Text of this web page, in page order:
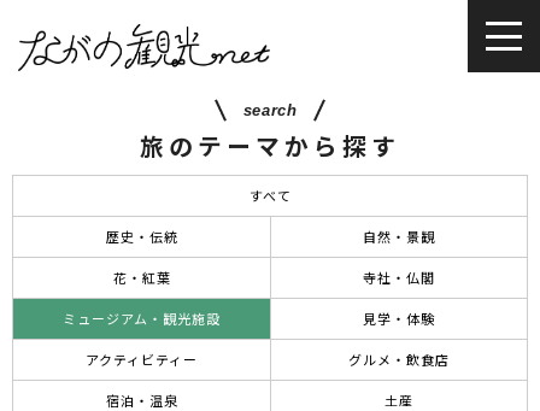
search
旅のテーマから探す
すべて
歴史・伝統 自然・景観
花・紅葉 寺社・仏閣
ミュージアム・観光施設 見学・体験
アクティビティー グルメ・飲食店
宿泊・温泉 土産